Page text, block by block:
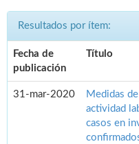
Resultados por ítem:
Fecha de
publicación
Título
31-mar-2020
Medidas
actividad
casos en